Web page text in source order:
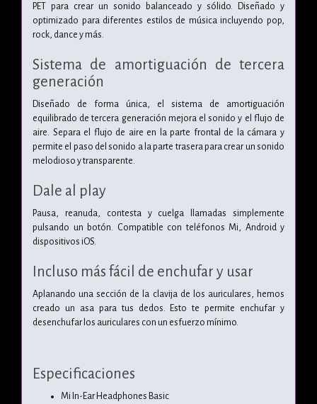
PET para crear un sonido balanceado y sólido. Diseñado y
optimizado para diferentes estilos de música incluyendo pop,
rock, dance y más.
Sistema de amortiguación de tercera
generación
Diseñado de forma única, el sistema de amortiguación
equilibrado de tercera generación mejora el sonido y el flujo de
aire. Separa el flujo de aire en la parte frontal de la cámara y
permite el paso del sonido a la parte trasera para crear un sonido
melodioso y transparente.
Dale al play
Pausa, reanuda, contesta y cuelga llamadas simplemente
pulsando un botón. Compatible con teléfonos Mi, Android y
dispositivos iOS.
Incluso más fácil de enchufar y usar
Aplanando una sección de la clavija de los auriculares, hemos
creado un asa para tus dedos. Esto te permite enchufar y
desenchufar los auriculares con un esfuerzo mínimo.
Especificaciones
Mi In-Ear Headphones Basic